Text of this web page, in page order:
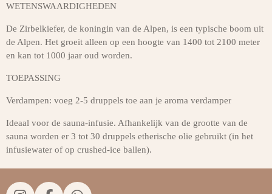
WETENSWAARDIGHEDEN
De Zirbelkiefer, de koningin van de Alpen, is een typische boom uit
de Alpen. Het groeit alleen op een hoogte van 1400 tot 2100 meter
en kan tot 1000 jaar oud worden.
TOEPASSING
Verdampen: voeg 2-5 druppels toe aan je aroma verdamper
Ideaal voor de sauna-infusie. Afhankelijk van de grootte van de
sauna worden er 3 tot 30 druppels etherische olie gebruikt (in het
infusiewater of op crushed-ice ballen).